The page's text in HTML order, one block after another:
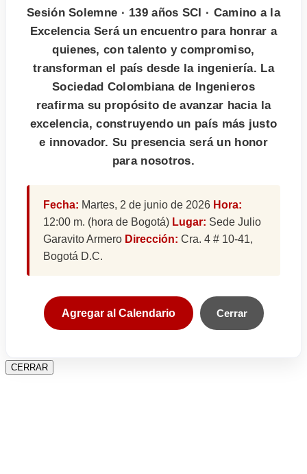
Sesión Solemne · 139 años SCI · Camino a la
Excelencia Será un encuentro para honrar a
quienes, con talento y compromiso,
transforman el país desde la ingeniería. La
Sociedad Colombiana de Ingenieros
reafirma su propósito de avanzar hacia la
excelencia, construyendo un país más justo
e innovador. Su presencia será un honor
para nosotros.
Fecha: Martes, 2 de junio de 2026 Hora:
12:00 m. (hora de Bogotá) Lugar: Sede Julio
Garavito Armero Dirección: Cra. 4 # 10-41,
Bogotá D.C.
Agregar al Calendario Cerrar
CERRAR